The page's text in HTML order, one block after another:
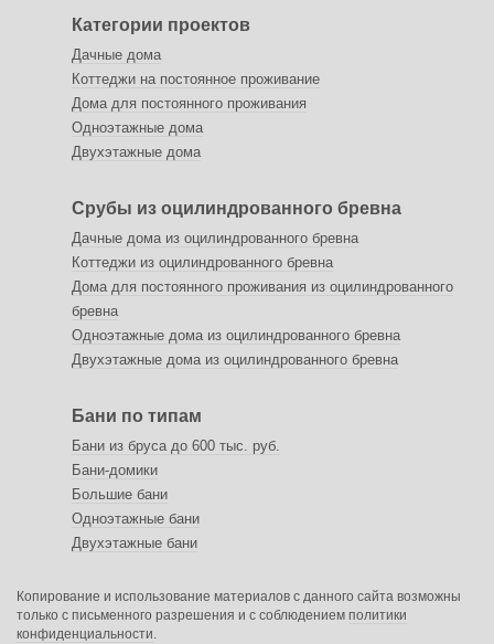
Категории проектов
Дачные дома
Коттеджи на постоянное проживание
Дома для постоянного проживания
Одноэтажные дома
Двухэтажные дома
Срубы из оцилиндрованного бревна
Дачные дома из оцилиндрованного бревна
Коттеджи из оцилиндрованного бревна
Дома для постоянного проживания из оцилиндрованного
бревна
Одноэтажные дома из оцилиндрованного бревна
Двухэтажные дома из оцилиндрованного бревна
Бани по типам
Бани из бруса до 600 тыс. руб.
Бани-домики
Большие бани
Одноэтажные бани
Двухэтажные бани
Копирование и использование материалов с данного сайта возможны
только с письменного разрешения и с соблюдением политики
конфиденциальности.